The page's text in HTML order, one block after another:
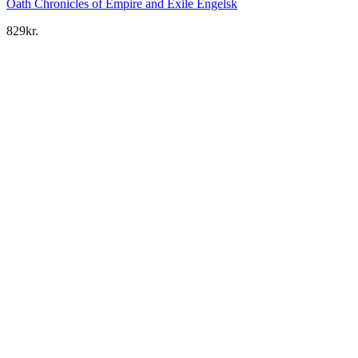
Oath Chronicles of Empire and Exile Engelsk
829kr.